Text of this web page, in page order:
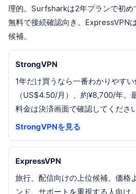
理的。Surfsharkは2年プランで初
無料で接続確認向き。ExpressVPN
候補。
StrongVPN
1年だけ買うなら一番わかりやす
（US$4.50/月）、約¥8,700/年。
料金は決済画面で確認してください
StrongVPNを見る
ExpressVPN
旅行、配信向けの上位候補。価格
ンド、サポートを重視する人向け。